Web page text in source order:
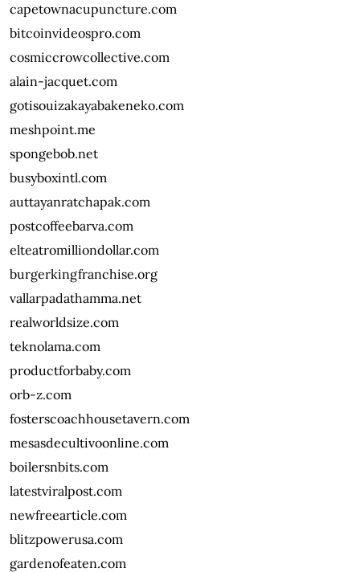
capetownacupuncture.com
bitcoinvideospro.com
cosmiccrowcollective.com
alain-jacquet.com
gotisouizakayabakeneko.com
meshpoint.me
spongebob.net
busyboxintl.com
auttayanratchapak.com
postcoffeebarva.com
elteatromilliondollar.com
burgerkingfranchise.org
vallarpadathamma.net
realworldsize.com
teknolama.com
productforbaby.com
orb-z.com
fosterscoachhousetavern.com
mesasdecultivoonline.com
boilersnbits.com
latestviralpost.com
newfreearticle.com
blitzpowerusa.com
gardenofeaten.com